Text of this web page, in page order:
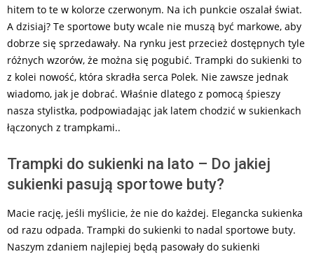
hitem to te w kolorze czerwonym. Na ich punkcie oszalał świat.
A dzisiaj? Te sportowe buty wcale nie muszą być markowe, aby
dobrze się sprzedawały. Na rynku jest przecież dostępnych tyle
różnych wzorów, że można się pogubić. Trampki do sukienki to
z kolei nowość, która skradła serca Polek. Nie zawsze jednak
wiadomo, jak je dobrać. Właśnie dlatego z pomocą śpieszy
nasza stylistka, podpowiadając jak latem chodzić w sukienkach
łączonych z trampkami..
Trampki do sukienki na lato – Do jakiej
sukienki pasują sportowe buty?
Macie rację, jeśli myślicie, że nie do każdej. Elegancka sukienka
od razu odpada. Trampki do sukienki to nadal sportowe buty.
Naszym zdaniem najlepiej będą pasowały do sukienki